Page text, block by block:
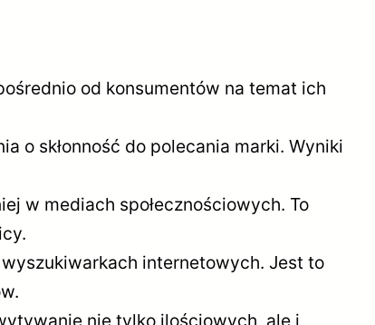
od konsumentów na temat ich
o skłonność do polecania marki. Wyniki
w mediach społecznościowych. To
internetowych. Jest to
nie tylko ilościowych, ale i